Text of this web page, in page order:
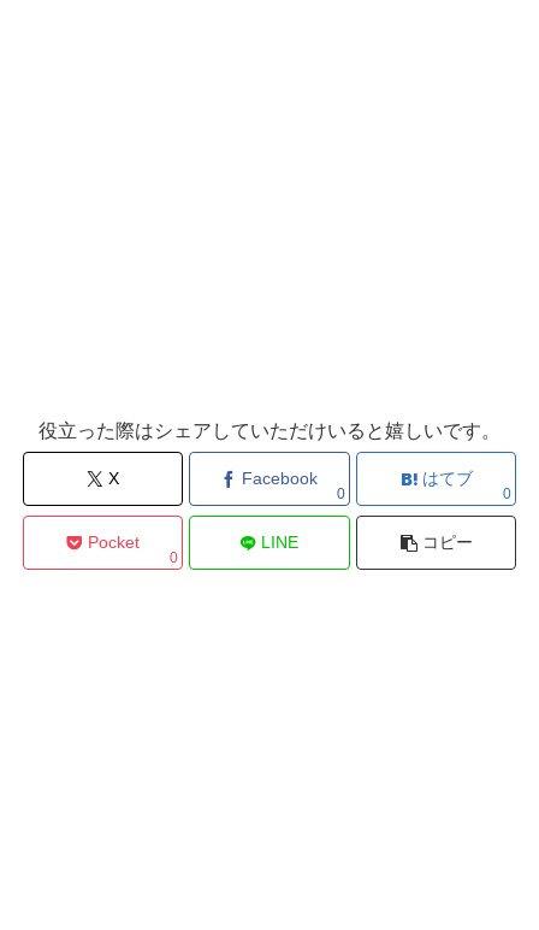
役立った際はシェアしていただけいると嬉しいです。
X Facebook
0
はてブ
0
Pocket
0
LINE コピー